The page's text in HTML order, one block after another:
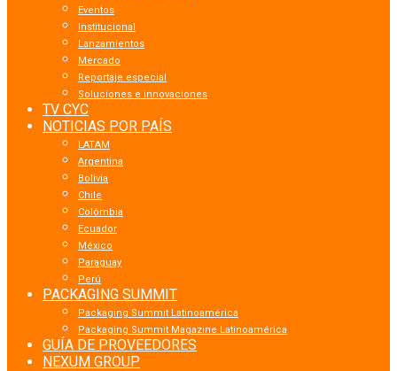
Eventos
Institucional
Lanzamientos
Mercado
Reportaje especial
Soluciones e innovaciones
TV CYC
NOTICIAS POR PAÍS
LATAM
Argentina
Bolivia
Chile
Colômbia
Ecuador
México
Paraguay
Perú
PACKAGING SUMMIT
Packaging Summit Latinoamérica
Packaging Summit Magazine Latinoamérica
GUÍA DE PROVEEDORES
NEXUM GROUP